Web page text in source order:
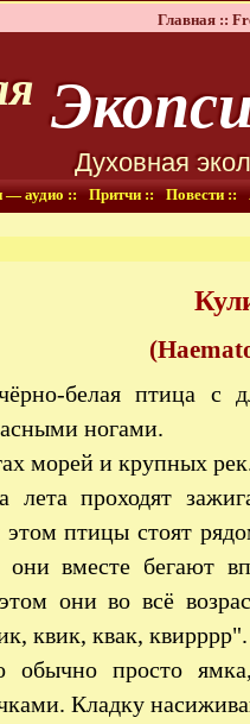
Главная ::
Духовная
— аудио :: Притчи :: Повести ::
белая птица с
ногами.
морей и крупных
лета проходят
этом птицы стоят
они вместе бегают
они во всё
квик, квак, квирррр".
просто
Кладку